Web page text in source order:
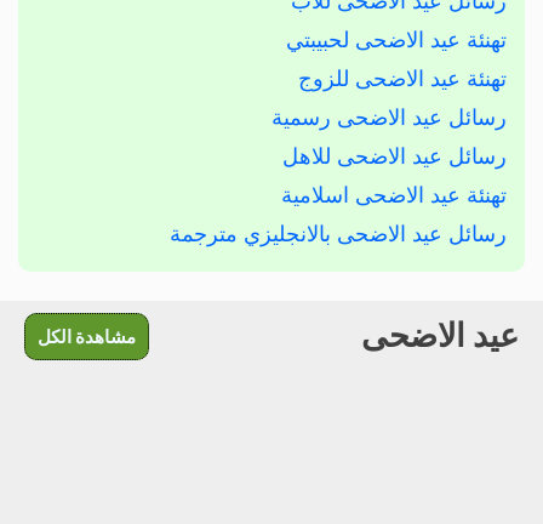
تهنئة عيد الاضحى لحبيبتي
تهنئة عيد الاضحى للزوج
رسائل عيد الاضحى رسمية
رسائل عيد الاضحى للاهل
تهنئة عيد الاضحى اسلامية
رسائل عيد الاضحى بالانجليزي مترجمة
عيد الاضحى مشاهدة الكل